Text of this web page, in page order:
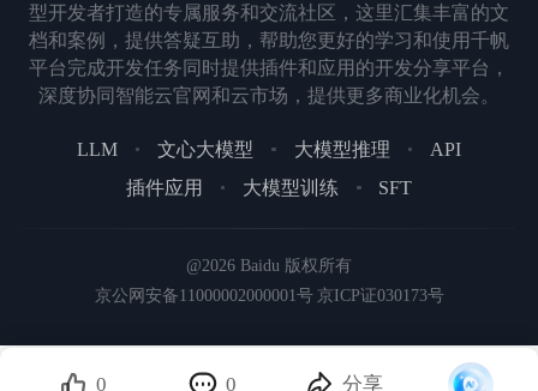
0 0 分享
型开发者打造的专属服务和交流社区，这里汇集丰富的文
档和案例，提供答疑互助，帮助您更好的学习和使用千帆
平台完成开发任务同时提供插件和应用的开发分享平台，
深度协同智能云官网和云市场，提供更多商业化机会。
LLM 文心大模型 大模型推理
API
插件应用
大模型训练 SFT
@2026 Baidu 版权所有
京公网安备11000002000001号 京ICP证030173号